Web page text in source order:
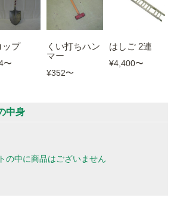
ップ
〜
くい打ちハン
マー
¥352〜
はしご 2連
¥4,400〜
中身
の中に商品はございません